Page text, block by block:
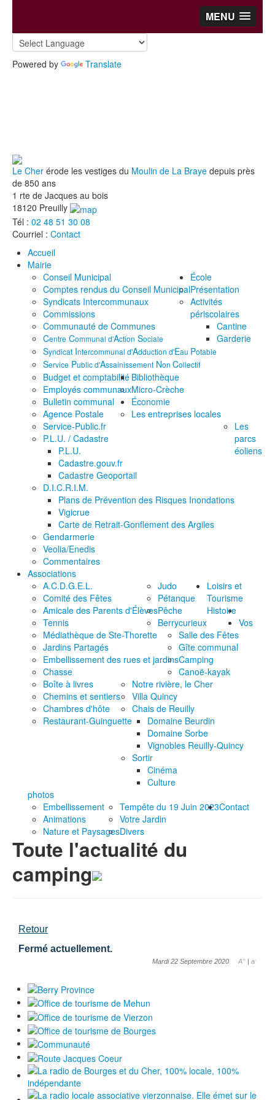
MENU
Powered by Translate
Le Cher érode les vestiges du Moulin de La Braye depuis près
de 850 ans
1 rte de Jacques au bois
18120 Preuilly
Tél : 02 48 51 30 08
Courriel : Contact
Accueil
Mairie
Conseil Municipal
Comptes rendus du Conseil Municipal
Syndicats Intercommunaux
Commissions
Communauté de Communes
Centre Communal d'Action Sociale
Syndicat Intercommunal d'Adduction d'Eau Potable
Service Public d'Assainissement Non Collectif
Budget et comptabilité
Employés communaux
Bulletin communal
Agence Postale
Service-Public.fr
P.L.U. / Cadastre
P.L.U.
Cadastre.gouv.fr
Cadastre Geoportail
D.I.C.R.I.M.
Plans de Prévention des Risques Inondations
Vigicrue
Carte de Retrait-Gonflement des Argiles
Gendarmerie
École
Présentation
Activités
périscolaires
Cantine
Garderie
Bibliothèque
Micro-Crèche
Économie
Les entreprises locales
Les
parcs
éoliens
Veolia/Enedis
Commentaires
Associations
A.C.D.G.E.L.
Comité des Fêtes
Amicale des Parents d'Élèves
Tennis
Judo
Pétanque
Pêche
Berrycurieux
Médiathèque de Ste-Thorette
Jardins Partagés
Embellissement des rues et jardins
Chasse
Loisirs et
Tourisme
Salle des Fêtes
Gîte communal
Camping
Canoë-kayak
Boîte à livres
Chemins et sentiers
Chambres d'hôte
Restaurant-Guinguette
Notre rivière, le Cher
Villa Quincy
Chais de Reuilly
Domaine Beurdin
Domaine Sorbe
Vignobles Reuilly-Quincy
Sortir
Cinéma
Culture
Histoire
Vos
photos
Embellissement
Animations
Nature et Paysages
Tempête du 19 Juin 2023
Votre Jardin
Divers
Contact
Toute l'actualité du
camping
Retour
Fermé actuellement.
Mardi 22 Septembre 2020 A+ | a-